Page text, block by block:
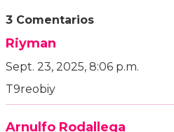
3 Comentarios
Riyman
Sept. 23, 2025, 8:06 p.m.
T9reobiy
Arnulfo Rodallega